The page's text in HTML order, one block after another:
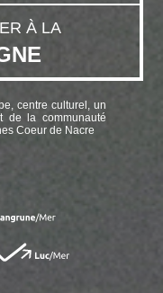
À LA
centre culturel, un
de la communauté
Coeur de Nacre